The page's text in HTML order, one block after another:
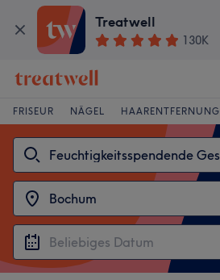
Treatwell
130K
FRISEUR NÄGEL HAARENTFERNUNG